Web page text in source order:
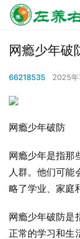
网瘾少年破
66218535 2025
网瘾少年破防
网瘾少年是指那
人群。他们可能
略了学业、家庭
网瘾少年破防是
正常的学习和生